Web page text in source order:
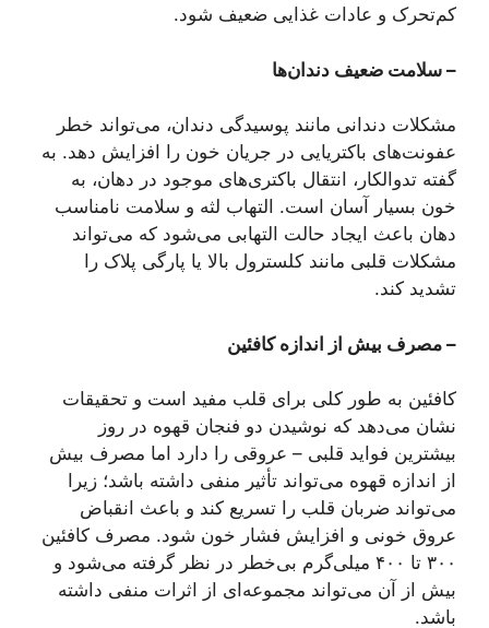
کم‌تحرک و عادات غذایی ضعیف شود.
– سلامت ضعیف دندان‌ها
مشکلات دندانی مانند پوسیدگی دندان، می‌تواند خطر
عفونت‌های باکتریایی در جریان خون را افزایش دهد. به‌
گفته تدوالکار، انتقال باکتری‌های موجود در دهان، به
خون بسیار آسان است. التهاب لثه و سلامت نامناسب
دهان باعث ایجاد حالت التهابی می‌شود که می‌تواند
مشکلات قلبی مانند کلسترول بالا یا پارگی پلاک را
تشدید کند.
– مصرف بیش از اندازه کافئین
کافئین‌ به‌ طور کلی برای قلب مفید است و تحقیقات
نشان می‌دهد که نوشیدن دو فنجان قهوه در روز
بیشترین فواید قلبی‌ – عروقی را دارد اما مصرف بیش
از اندازه قهوه می‌تواند تأثیر منفی داشته باشد؛ زیرا
می‌تواند ضربان قلب را تسریع کند و باعث انقباض
عروق خونی و افزایش فشار خون شود. مصرف کافئین
۳۰۰ تا ۴۰۰ میلی‌گرم بی‌خطر در نظر گرفته می‌شود و
بیش از آن می‌تواند مجموعه‌ای از اثرات منفی داشته
باشد.